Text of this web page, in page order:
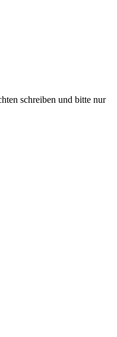
schreiben und bitte nur